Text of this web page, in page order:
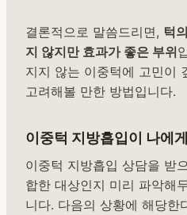
결론적으로 말씀드리면, 턱
지 않지만 효과가 좋은 부위
지지 않는 이중턱에 고민이
고려해볼 만한 방법입니다.
이중턱 지방흡입이 나에
이중턱 지방흡입 상담을 받
합한 대상인지 미리 파악해
니다. 다음의 상황에 해당한